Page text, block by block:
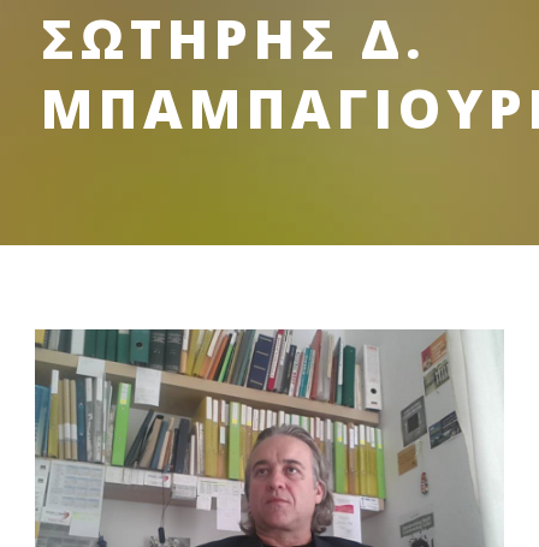
ΣΩΤΗΡΗΣ Δ.